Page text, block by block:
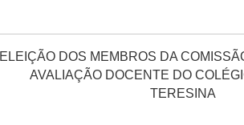
ELEIÇÃO DOS MEMBROS DA
AVALIAÇÃO DOCENTE DO
TERESINA